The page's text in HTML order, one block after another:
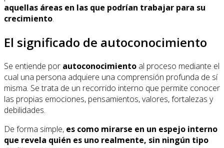
aquellas áreas en las que podrían trabajar para su
crecimiento.
El significado de autoconocimiento
Se entiende por autoconocimiento al proceso mediante el
cual una persona adquiere una comprensión profunda de sí
misma. Se trata de un recorrido interno que permite conocer
las propias emociones, pensamientos, valores, fortalezas y
debilidades.
De forma simple, es como mirarse en un espejo interno
que revela quién es uno realmente, sin ningún tipo